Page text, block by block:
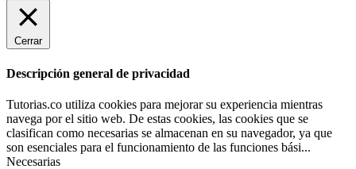
Cerrar
Descripción general de privacidad
Tutorias.co utiliza cookies para mejorar su experiencia mientras
navega por el sitio web. De estas cookies, las cookies que se
clasifican como necesarias se almacenan en su navegador, ya que
son esenciales para el funcionamiento de las funciones bási...
Necesarias